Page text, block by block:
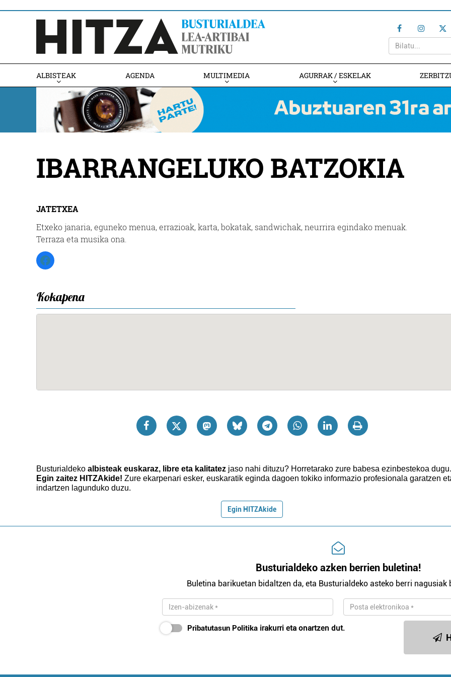
ALBISTEAK AGENDA MULTIMEDIA AGURRAK / ESKELAK
IBARRANGELUKO BATZOKIA
JATETXEA
Etxeko janaria, eguneko menua, errazioak, karta, bokatak, sandwichak, neurrira egindako menuak.
Terraza eta musika ona.
Facebook
Kokapena
Busturialdeko albisteak euskaraz, libre eta kalitatez jaso nahi dituzu? Horretarako zure babesa ezinbestekoa dugu.
Egin zaitez HITZAkide! Zure ekarpenari esker, euskaratik eginda dagoen tokiko informazio profesionala garatzen
indartzen lagunduko duzu.
Egin HITZAkide
Busturialdeko azken berrien buletina!
Buletina barikuetan bidaltzen da, eta Busturialdeko asteko berri nagusiak
Pribatutasun Politika irakurri eta onartzen dut.